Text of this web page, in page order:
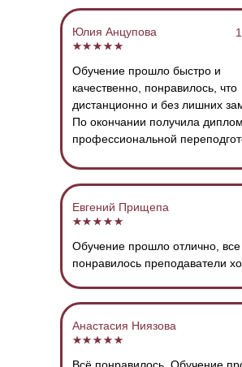
​Юлия Анцупова
Обучение прошло быстро и
качественно, понравилось, что
дистанционно и без лишних
По окончании получила
профессиональной
​Евгений Прищепа
Обучение прошло отлично, все
понравилось преподаватели
​Анастасия Ниязова